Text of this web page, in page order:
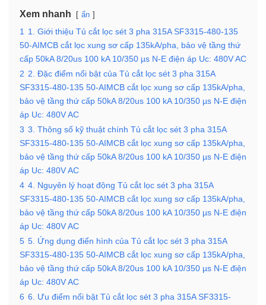
Xem nhanh ẩn
1 1. Giới thiệu Tủ cắt lọc sét 3 pha 315A SF3315-480-135
50-AIMCB cắt lọc xung sơ cấp 135kA/pha, bảo vệ tầng thứ
cấp 50kA 8/20us 100 kA 10/350 µs N-E điện áp Uc: 480V AC
2 2. Đặc điểm nổi bật của Tủ cắt lọc sét 3 pha 315A
SF3315-480-135 50-AIMCB cắt lọc xung sơ cấp 135kA/pha,
bảo vệ tầng thứ cấp 50kA 8/20us 100 kA 10/350 µs N-E điện
áp Uc: 480V AC
3 3. Thông số kỹ thuật chính Tủ cắt lọc sét 3 pha 315A
SF3315-480-135 50-AIMCB cắt lọc xung sơ cấp 135kA/pha,
bảo vệ tầng thứ cấp 50kA 8/20us 100 kA 10/350 µs N-E điện
áp Uc: 480V AC
4 4. Nguyên lý hoạt động Tủ cắt lọc sét 3 pha 315A
SF3315-480-135 50-AIMCB cắt lọc xung sơ cấp 135kA/pha,
bảo vệ tầng thứ cấp 50kA 8/20us 100 kA 10/350 µs N-E điện
áp Uc: 480V AC
5 5. Ứng dụng điển hình của Tủ cắt lọc sét 3 pha 315A
SF3315-480-135 50-AIMCB cắt lọc xung sơ cấp 135kA/pha,
bảo vệ tầng thứ cấp 50kA 8/20us 100 kA 10/350 µs N-E điện
áp Uc: 480V AC
6 6. Ưu điểm nổi bật Tủ cắt lọc sét 3 pha 315A SF3315-